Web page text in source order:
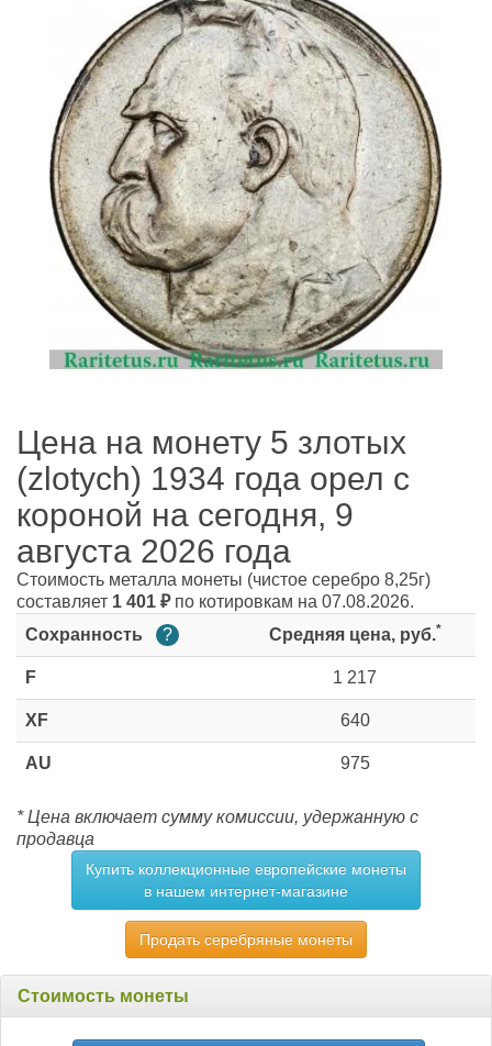
Цена на монету 5 злотых
(zlotych) 1934 года орел с
короной на сегодня, 9
августа 2026 года
Стоимость металла монеты (чистое серебро 8,25г)
составляет 1 401 ₽по котировкам на 07.08.2026.
Сохранность
? Средняя цена, руб.*
F 1 217
XF 640
AU 975
* Цена включает сумму комиссии, удержанную с
продавца
Купить коллекционные европейские монеты
в нашем интернет-магазине
Продать серебряные монеты
Стоимость монеты